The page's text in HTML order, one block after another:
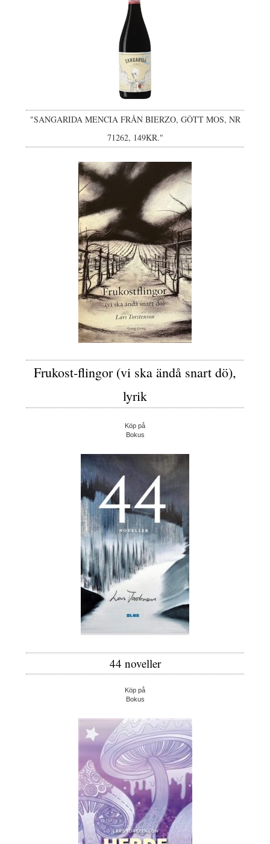
"SANGARIDA MENCIA FRÅN BIERZO, GÔTT MOS, NR
71262, 149KR."
Frukost-flingor (vi ska ändå snart dö),
lyrik
Köp på
Bokus
44 noveller
Köp på
Bokus